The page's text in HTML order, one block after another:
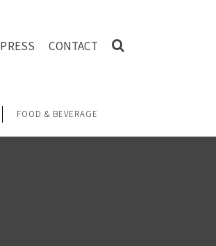
PRESS CONTACT
FOOD & BEVERAGE